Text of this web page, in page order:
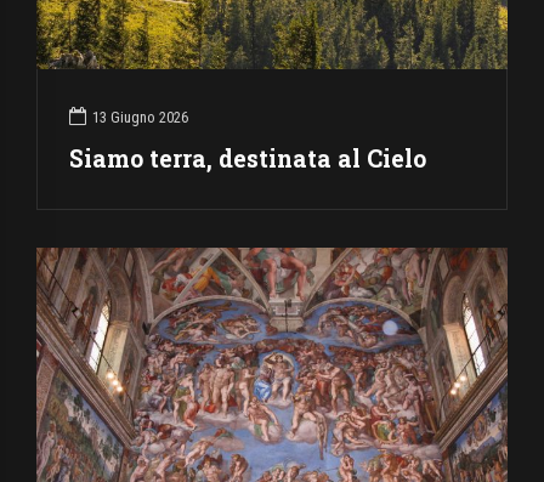
13 Giugno 2026
Siamo terra, destinata al Cielo